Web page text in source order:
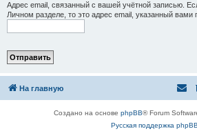
Адрес email, связанный с вашей учётной записью.
Личном разделе, то это адрес email, указанный вами
На главную
Создано на основе phpBB® Forum
Русская поддержка phpBB